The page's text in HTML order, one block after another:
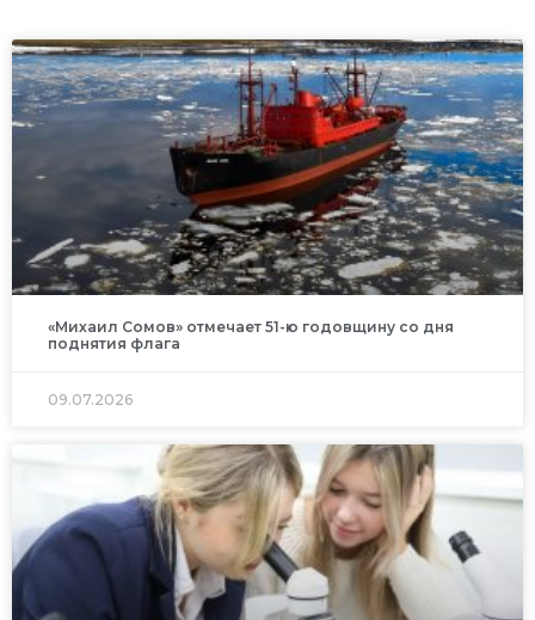
«Михаил Сомов» отмечает 51-ю годовщину со дня
поднятия флага
09.07.2026